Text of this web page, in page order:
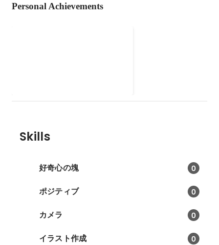
Personal Achievements
Skills
好奇心の塊 0
ポジティブ 0
カメラ 0
イラスト作成 0